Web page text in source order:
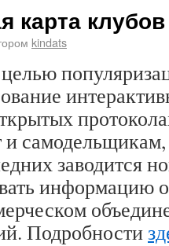
карта клубов
kindats
и
заводится
информацию
Подробности